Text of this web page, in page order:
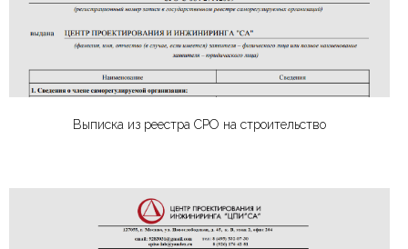
Выписка из реестра СРО на строительство